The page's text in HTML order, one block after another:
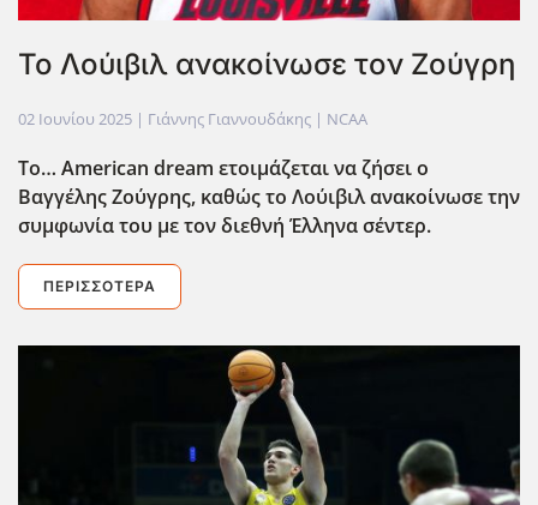
Το Λούιβιλ ανακοίνωσε τον Ζούγρη
02 Ιουνίου 2025 | Γιάννης Γιαννουδάκης | NCAA
Το… American dream ετοιμάζεται να ζήσει ο
Βαγγέλης Ζούγρης, καθώς το Λούιβιλ ανακοίνωσε την
συμφωνία του με τον διεθνή Έλληνα σέντερ.
ΠΕΡΙΣΣΌΤΕΡΑ